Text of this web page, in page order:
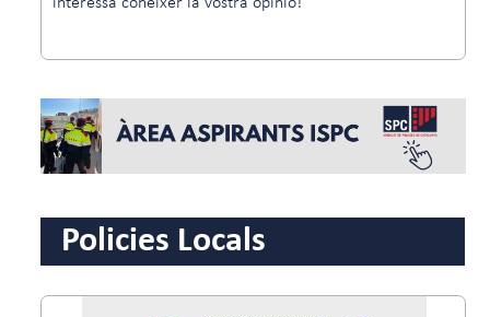
Policies Locals